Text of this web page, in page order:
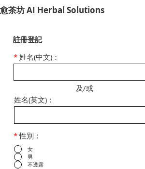
​愈茶坊 AI Herbal Solutions
註冊登記
* 姓名(中文)：
及/或
姓名(英文)：
*性別：
女
男
不透露